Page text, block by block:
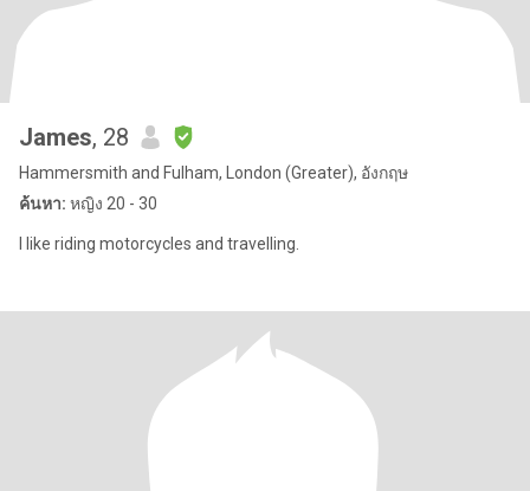
James, 28
Hammersmith and Fulham, London (Greater), อังกฤษ
ค้นหา: หญิง 20 - 30
I like riding motorcycles and travelling.